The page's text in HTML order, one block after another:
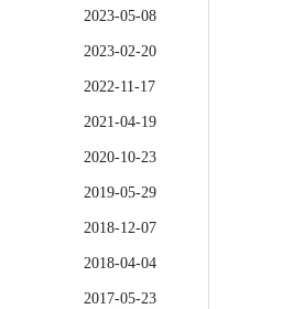
2023-05-08
2023-02-20
2022-11-17
2021-04-19
2020-10-23
2019-05-29
2018-12-07
2018-04-04
2017-05-23